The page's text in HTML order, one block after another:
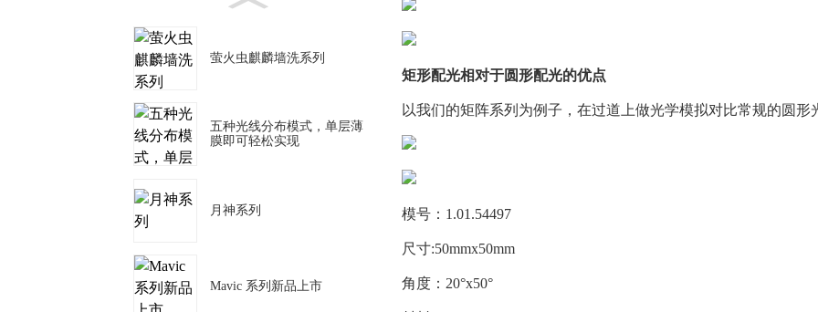
萤火虫麒麟墙洗系列
五种光线分布模式，单层薄
膜即可轻松实现
月神系列
Mavic 系列新品上市
矩形配光相对于圆形配光的优点
以我们的矩阵系列为例子，在过道上做光学模拟对比常规的圆形
模号：1.01.54497
尺寸:50mmx50mm
角度：20°x50°